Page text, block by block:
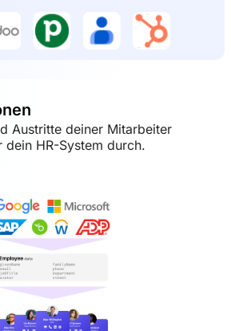
Austritte deiner Mitarbeiter
dein HR-System durch.